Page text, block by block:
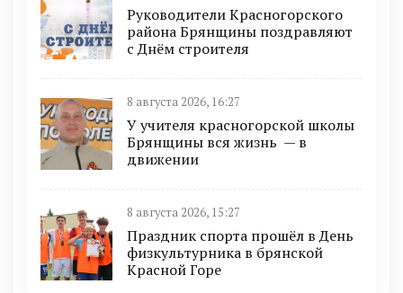
Руководители Красногорского
района Брянщины поздравляют
с Днём строителя
8 августа 2026, 16:27
У учителя красногорской школы
Брянщины вся жизнь — в
движении
8 августа 2026, 15:27
Праздник спорта прошёл в День
физкультурника в брянской
Красной Горе